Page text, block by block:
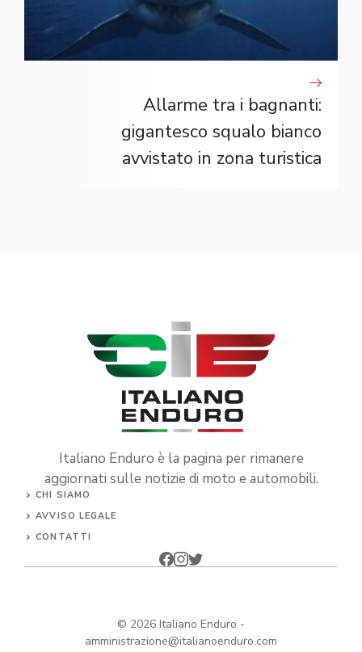
Allarme tra i bagnanti:
gigantesco squalo bianco
avvistato in zona turistica
Italiano Enduro è la pagina per rimanere
aggiornati sulle notizie di moto e automobili.
CHI SIAMO
AVVISO LEGALE
CONTATTI
© 2026 Italiano Enduro -
amministrazione@italianoenduro.com